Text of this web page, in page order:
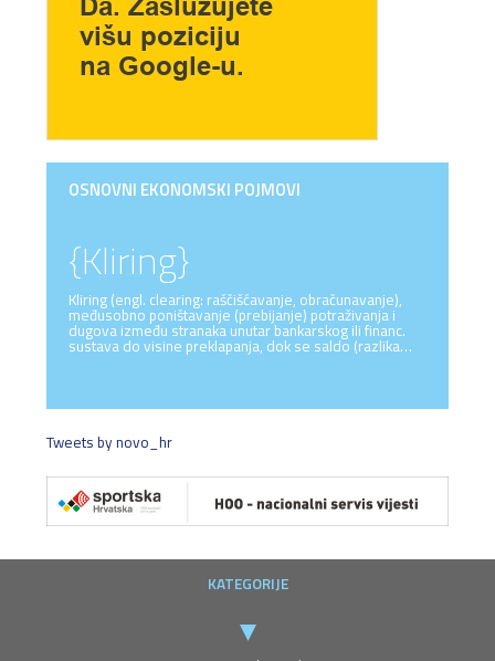
OSNOVNI EKONOMSKI POJMOVI
{Kliring}
Kliring (engl. clearing: raščišćavanje, obračunavanje),
međusobno poništavanje (prebijanje) potraživanja i
dugova između stranaka unutar bankarskog ili financ.
sustava do visine preklapanja, dok se saldo (razlika…
Tweets by novo_hr
KATEGORIJE